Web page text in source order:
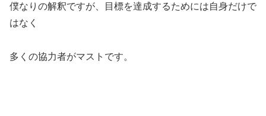
僕なりの解釈ですが、目標を達成するためには自身だけで
はなく
多くの協力者がマストです。